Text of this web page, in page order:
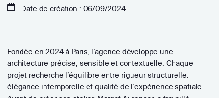
Date de création : 06/09/2024
Fondée en 2024 à Paris, l’agence développe une
architecture précise, sensible et contextuelle. Chaque
projet recherche l’équilibre entre rigueur structurelle,
élégance intemporelle et qualité de l’expérience spatiale.